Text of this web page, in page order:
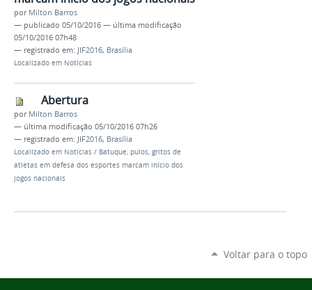
por Milton Barros
— publicado 05/10/2016 — última modificação
05/10/2016 07h48
— registrado em: JIF2016, Brasília
Localizado em Notícias
Abertura
por Milton Barros
— última modificação 05/10/2016 07h26
— registrado em: JIF2016, Brasília
Localizado em Notícias / Batuque, pulos, gritos de
atletas em defesa dos esportes marcam início dos
jogos nacionais
Voltar para o topo